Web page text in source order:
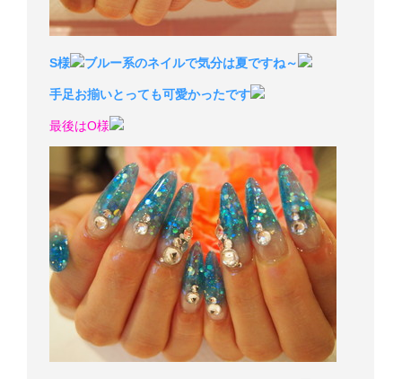
S様 ブルー系のネイルで気分は夏ですね～
手足お揃いとっても可愛かったです
最後はO様